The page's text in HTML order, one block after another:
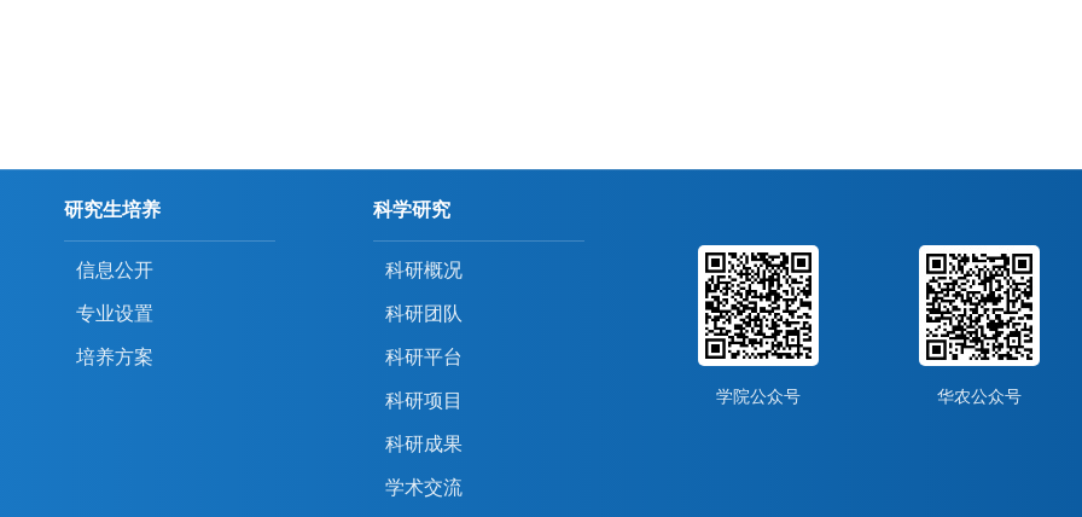
研究生培养
信息公开
专业设置
培养方案
科学研究
科研概况
科研团队
科研平台
科研项目
科研成果
学术交流
学院公众号 华农公众号